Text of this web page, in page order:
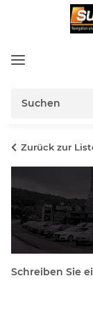
Zurück zur
Schreiben Sie